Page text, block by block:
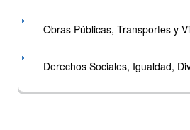
Obras Públicas, Transportes y
Derechos Sociales, Igualdad,